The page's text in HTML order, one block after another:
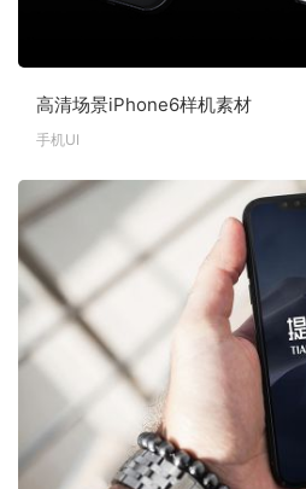
高清场景iPhone6样机素材
手机UI